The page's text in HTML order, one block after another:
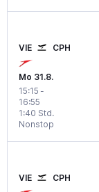
VIE CPH
Mo 31.8.
15:15 -
16:55
Nonstop
1:40 Std.
VIE CPH